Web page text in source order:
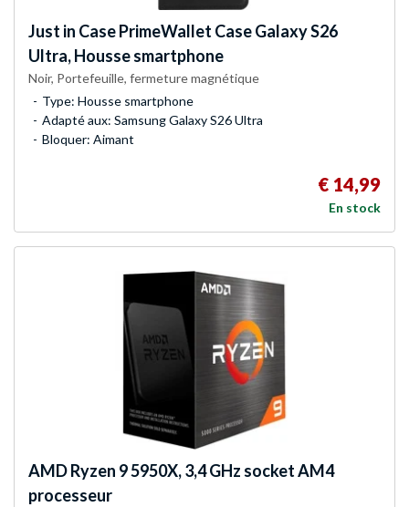
Just in CasePrimeWallet Case Galaxy S26
Ultra, Housse smartphone
Noir, Portefeuille, fermeture magnétique
Type: Housse smartphone
Adapté aux: Samsung Galaxy S26 Ultra
Bloquer: Aimant
€ 14,99
En stock
AMDRyzen 9 5950X, 3,4 GHz socket AM4
processeur